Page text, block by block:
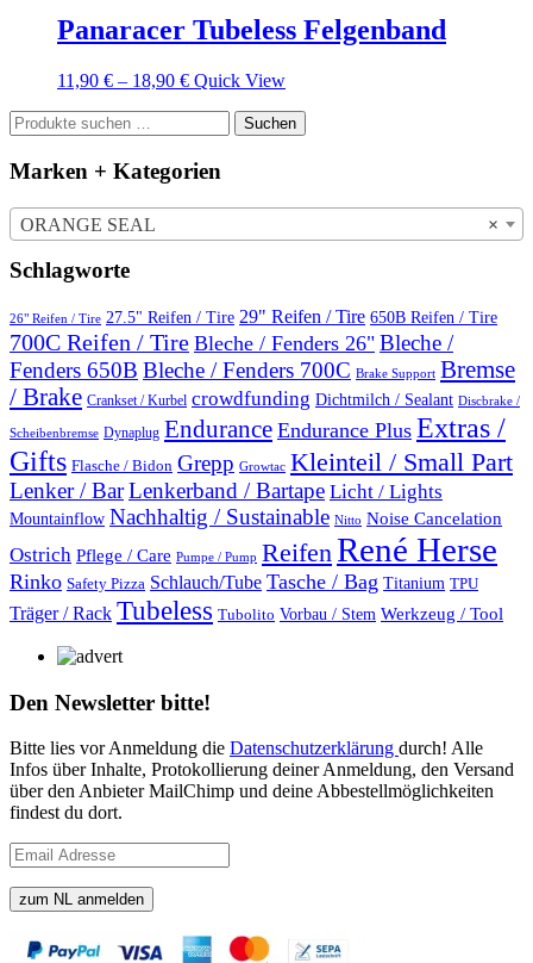
Panaracer Tubeless Felgenband
11,90 € – 18,90 € Quick View
Suchen
nach:
Suchen
Marken + Kategorien
×
ORANGE SEAL
Schlagworte
26" Reifen / Tire 27.5" Reifen / Tire 29" Reifen / Tire 650B Reifen / Tire
700C Reifen / Tire Bleche / Fenders 26" Bleche /
Fenders 650B Bleche / Fenders 700C Brake Support Bremse
/ Brake Crankset / Kurbel crowdfunding Dichtmilch / Sealant Discbrake /
Scheibenbremse Dynaplug Endurance Endurance Plus Extras /
Gifts Flasche / Bidon Grepp Growtac Kleinteil / Small Part
Lenker / BarLenkerband / Bartape Licht / Lights
Mountainflow Nachhaltig / Sustainable Nitto Noise Cancelation
Ostrich Pflege / Care Pumpe / Pump ReifenRené Herse
Rinko Safety Pizza Schlauch/Tube Tasche / Bag Titanium TPU
Träger / Rack Tubeless Tubolito Vorbau / Stem Werkzeug / Tool
Den Newsletter bitte!
Bitte lies vor Anmeldung die Datenschutzerklärung durch! Alle
Infos über Inhalte, Protokollierung deiner Anmeldung, den Versand
über den Anbieter MailChimp und deine Abbestellmöglichkeiten
findest du dort.